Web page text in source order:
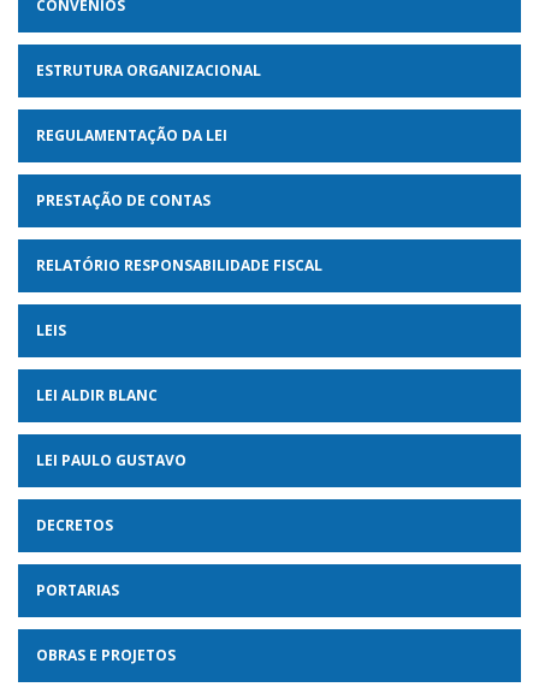
CONVÊNIOS
ESTRUTURA ORGANIZACIONAL
REGULAMENTAÇÃO DA LEI
PRESTAÇÃO DE CONTAS
RELATÓRIO RESPONSABILIDADE FISCAL
LEIS
LEI ALDIR BLANC
LEI PAULO GUSTAVO
DECRETOS
PORTARIAS
OBRAS E PROJETOS